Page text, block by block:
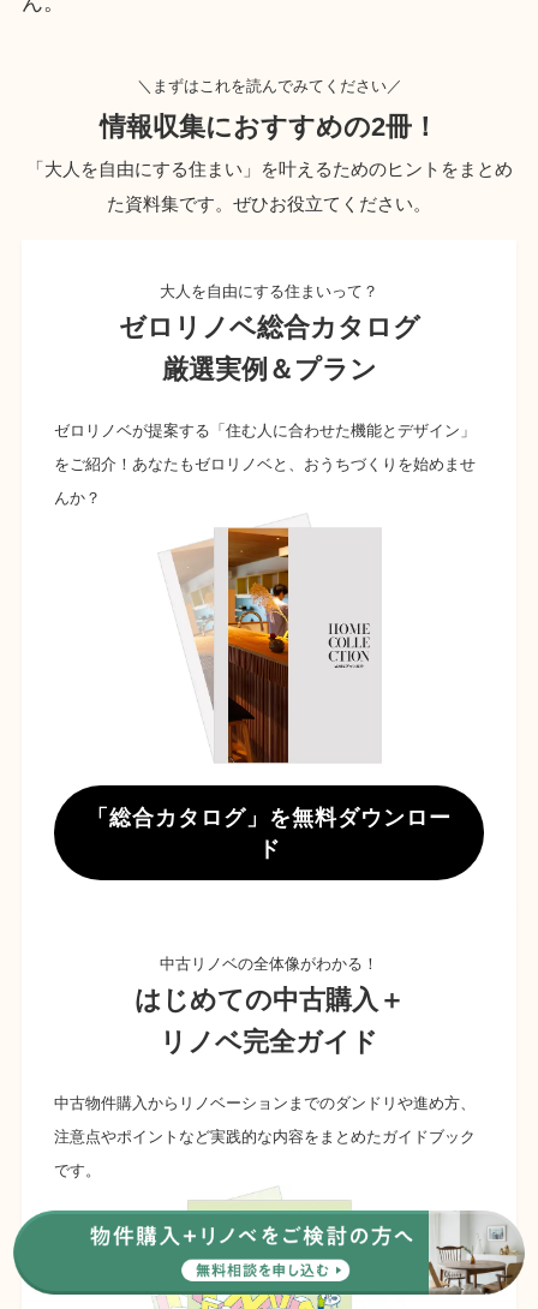
＼まずはこれを読んでみてください／
情報収集におすすめの2冊！
「大人を自由にする住まい」を叶えるためのヒントをまとめ
た資料集です。ぜひお役立てください。
大人を自由にする住まいって？
ゼロリノベ総合カタログ
厳選実例＆プラン
ゼロリノベが提案する「住む人に合わせた機能とデザイン」
をご紹介！あなたもゼロリノベと、おうちづくりを始めませ
んか？
「総合カタログ」を無料ダウンロー
ド
中古リノベの全体像がわかる！
はじめての中古購入＋
リノベ完全ガイド
中古物件購入からリノベーションまでのダンドリや進め方、
注意点やポイントなど実践的な内容をまとめたガイドブック
です。